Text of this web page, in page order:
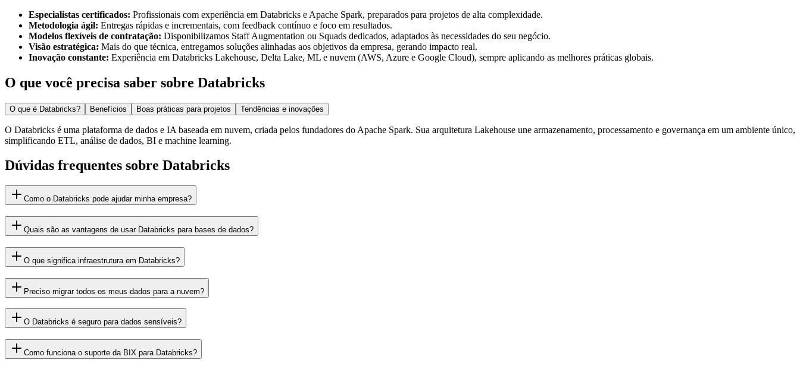
Especialistas certificados: Profissionais com experiência em Databricks e Apache Spark, preparados para projetos de alta complexidade.
Metodologia ágil: Entregas rápidas e incrementais, com feedback contínuo e foco em resultados.
Modelos flexíveis de contratação: Disponibilizamos Staff Augmentation ou Squads dedicados, adaptados às necessidades do seu negócio.
Visão estratégica: Mais do que técnica, entregamos soluções alinhadas aos objetivos da empresa, gerando impacto real.
Inovação constante: Experiência em Databricks Lakehouse, Delta Lake, ML e nuvem (AWS, Azure e Google Cloud), sempre aplicando as melhores práticas globais.
O que você precisa saber sobre Databricks
O que é Databricks? Benefícios Boas práticas para projetos Tendências e inovações
O Databricks é uma plataforma de dados e IA baseada em nuvem, criada pelos fundadores do Apache Spark. Sua arquitetura Lakehouse une armazenamento, processamento e governança em um ambiente único,
simplificando ETL, análise de dados, BI e machine learning.
Dúvidas frequentes sobre Databricks
Como o Databricks pode ajudar minha empresa?
Quais são as vantagens de usar Databricks para bases de dados?
O que significa infraestrutura em Databricks?
Preciso migrar todos os meus dados para a nuvem?
O Databricks é seguro para dados sensíveis?
Como funciona o suporte da BIX para Databricks?